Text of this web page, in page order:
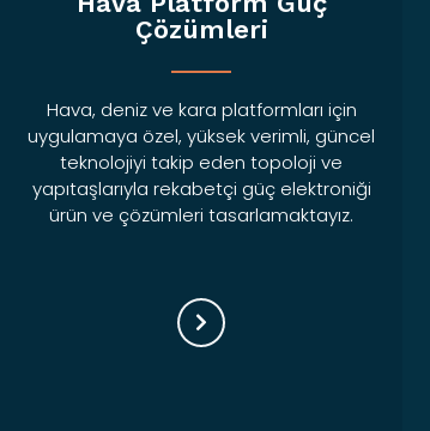
Çözümleri
Hava, deniz ve kara platformları için
uygulamaya özel, yüksek verimli, güncel
teknolojiyi takip eden topoloji ve
yapıtaşlarıyla rekabetçi güç elektroniği
ürün ve çözümleri tasarlamaktayız.